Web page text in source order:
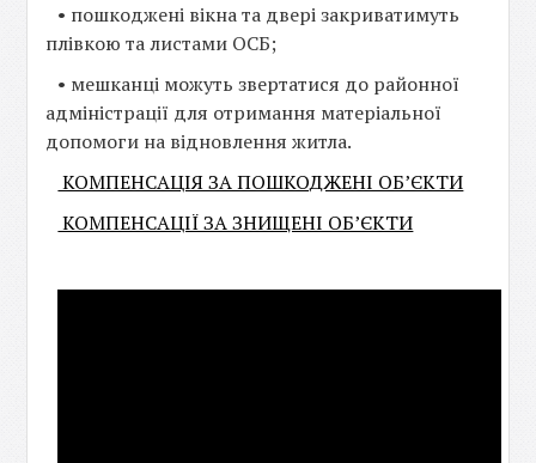
• пошкоджені вікна та двері закриватимуть
плівкою та листами ОСБ;
• мешканці можуть звертатися до районної
адміністрації для отримання матеріальної
допомоги на відновлення житла.
КОМПЕНСАЦІЯ ЗА ПОШКОДЖЕНІ ОБ’ЄКТИ
КОМПЕНСАЦІЇ ЗА ЗНИЩЕНІ ОБ’ЄКТИ